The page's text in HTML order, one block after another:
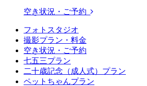
空き状況・ご予約
フォトスタジオ
撮影プラン・料金
空き状況・ご予約
七五三プラン
二十歳記念（成人式）プラン
ペットちゃんプラン